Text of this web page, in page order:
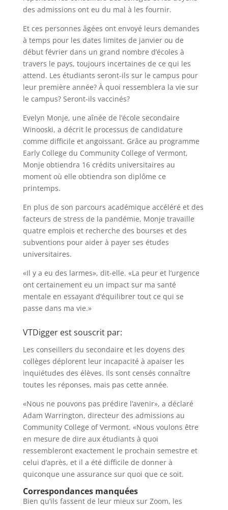
des admissions ont eu du mal à les fournir.
Et ces personnes âgées ont envoyé leurs demandes
à temps pour les dates limites de janvier ou de
début février dans un grand nombre d’écoles à
travers le pays, toujours incertaines de ce qui les
attend. Les étudiants seront-ils sur le campus pour
leur première année? À quoi ressemblera la vie sur
le campus? Seront-ils vaccinés?
Evelyn Monje, une aînée de l’école secondaire
Winooski, a décrit le processus de candidature
comme difficile et angoissant. Grâce au programme
Early College du Community College of Vermont,
Monje obtiendra 16 crédits universitaires au
moment où elle obtiendra son diplôme ce
printemps.
En plus de son parcours académique accéléré et des
facteurs de stress de la pandémie, Monje travaille
quatre emplois et recherche des bourses et des
subventions pour aider à payer ses études
universitaires.
«Il y a eu des larmes», dit-elle. «La peur et l’urgence
ont certainement eu un impact sur ma santé
mentale en essayant d’équilibrer tout ce qui se
passe dans ma vie.»
VTDigger est souscrit par:
Les conseillers du secondaire et les doyens des
collèges déplorent leur incapacité à apaiser les
inquiétudes des élèves. Ils sont censés connaître
toutes les réponses, mais pas cette année.
«Nous ne pouvons pas prédire l’avenir», a déclaré
Adam Warrington, directeur des admissions au
Community College of Vermont. «Nous voulons être
en mesure de dire aux étudiants à quoi
ressembleront exactement le prochain semestre et
celui d’après, et il a été difficile de donner à
quiconque une assurance sur quoi que ce soit.
Correspondances manquées
Bien qu’ils fassent de leur mieux sur Zoom, les